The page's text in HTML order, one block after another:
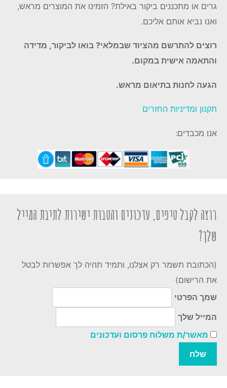
גרים או מתכננים ביקור באילת? הזמינו את המוצרים מראש,
ואנו נביא אותם אליכם.
רוצים להתרשם מהציוד שבמלאי? בואו לביקור, מדידה
והתאמה אישית במקום.
הגעה לחנות בתיאום מראש.
תקנון ומדיניות החזרים
אנו מכבדים:
רוצה לקבל טיפים, עדכונים והטבות ישירות לתיבת המייל
שלך?
(הכתובת תשמר רק אצלנו, ותמיד תהיה לך אפשרות לבטל
את הרישום)
שמך הפרטי
המייל שלך
מאשר/ת משלוח פרסום ועדכונים